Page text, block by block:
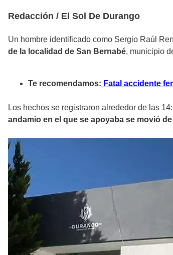
Redacción / El Sol De Durango
Un hombre identificado como Sergio Raúl
de la localidad de San Bernabé, municipio
Te recomendamos: Fatal accidente
Los hechos se registraron alrededor de las
andamio en el que se apoyaba se movió